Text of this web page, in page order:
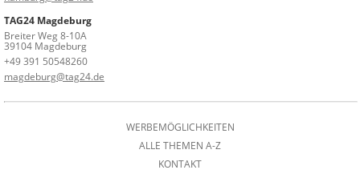
TAG24 Magdeburg
Breiter Weg 8-10A
39104 Magdeburg
+49 391 50548260
magdeburg@tag24.de
WERBEMÖGLICHKEITEN
ALLE THEMEN A-Z
KONTAKT